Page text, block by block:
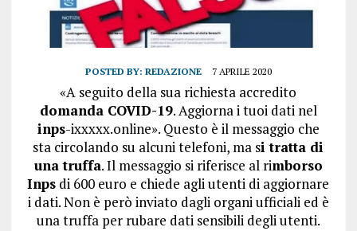
POSTED BY: REDAZIONE 7 APRILE 2020
«A seguito della sua richiesta accredito
domanda COVID-19. Aggiorna i tuoi dati nel
inps-ixxxxx.online». Questo è il messaggio che
sta circolando su alcuni telefoni, ma si tratta di
una truffa. Il messaggio si riferisce al rimborso
Inps di 600 euro e chiede agli utenti di aggiornare
i dati. Non è però inviato dagli organi ufficiali ed è
una truffa per rubare dati sensibili degli utenti.